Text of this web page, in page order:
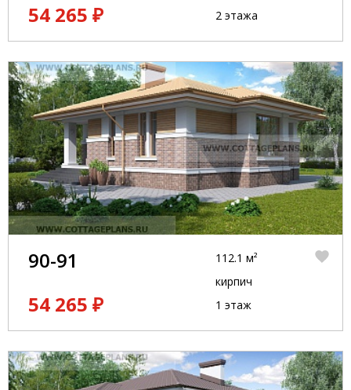
54 265 ₽
2 этажа
90-91
54 265 ₽
112.1 м²
кирпич
1 этаж